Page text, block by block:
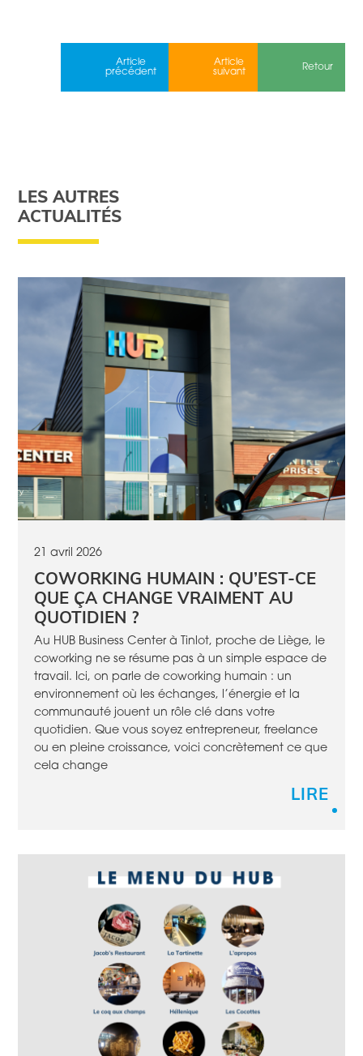
Article
précédent
Article
suivant
Retour
LES AUTRES
ACTUALITÉS
21 avril 2026
COWORKING HUMAIN : QU’EST-CE
QUE ÇA CHANGE VRAIMENT AU
QUOTIDIEN ?
Au HUB Business Center à Tinlot, proche de Liège, le
coworking ne se résume pas à un simple espace de
travail. Ici, on parle de coworking humain : un
environnement où les échanges, l’énergie et la
communauté jouent un rôle clé dans votre
quotidien. Que vous soyez entrepreneur, freelance
ou en pleine croissance, voici concrètement ce que
cela change
LIRE